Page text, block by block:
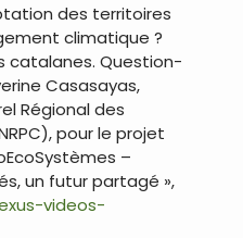
des territoires
climatique ?
catalanes. Question-
Casasayas,
Régional des
pour le projet
–
un futur partagé »,
videos-